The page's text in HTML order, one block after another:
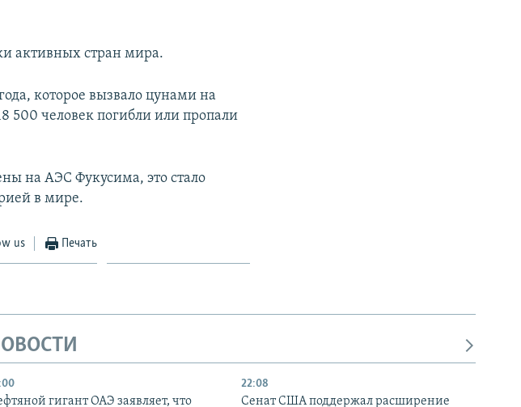
активных стран мира.
которое вызвало цунами на
500 человек погибли или пропали
на АЭС Фукусима, это стало
в мире.
us Печать
гигант ОАЭ заявляет, что
22:08
Сенат США поддержал расширение